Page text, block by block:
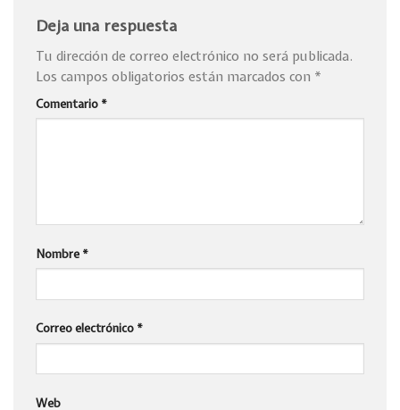
Deja una respuesta
Tu dirección de correo electrónico no será publicada.
Los campos obligatorios están marcados con *
Comentario *
Nombre *
Correo electrónico *
Web